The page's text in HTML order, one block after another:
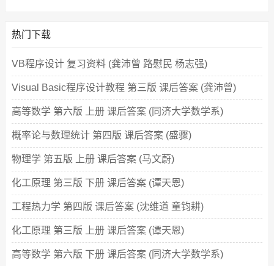
热门下载
VB程序设计 复习资料 (龚沛曾 路慰民 杨志强)
Visual Basic程序设计教程 第三版 课后答案 (龚沛曾)
高等数学 第六版 上册 课后答案 (同济大学数学系)
概率论与数理统计 第四版 课后答案 (盛骤)
物理学 第五版 上册 课后答案 (马文蔚)
化工原理 第三版 下册 课后答案 (谭天恩)
工程热力学 第四版 课后答案 (沈维道 童钧耕)
化工原理 第三版 上册 课后答案 (谭天恩)
高等数学 第六版 下册 课后答案 (同济大学数学系)